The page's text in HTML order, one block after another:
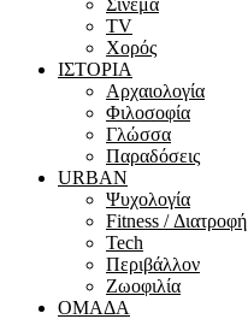
Σινεμά
ΤV
Χορός
ΙΣΤΟΡΙΑ
Αρχαιολογία
Φιλοσοφία
Γλώσσα
Παραδόσεις
URBAN
Ψυχολογία
Fitness / Διατροφή
Tech
Περιβάλλον
Ζωοφιλία
ΟΜΑΔΑ